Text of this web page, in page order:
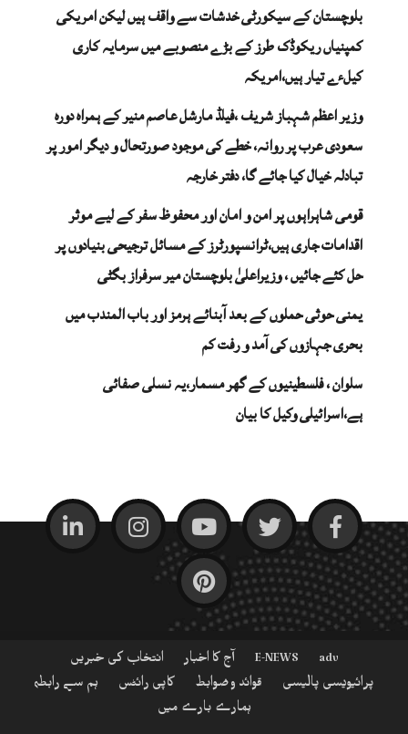
بلوچستان کے سیکورٹی خدشات سے واقف ہیں لیکن امریکی
کمپنیاں ریکوڈک طرز کے بڑے منصوبے میں سرمایہ کاری
کیلءے تیار ہیں،امریکہ
وزیر اعظم شہباز شریف ،فیلڈ مارشل عاصم منیر کے ہمراہ دورہ
سعودی عرب پر روانہ، خطے کی موجود صورتحال و دیگر امور پر
تبادلہ خیال کیا جائے گا، دفتر خارجہ
قومی شاہراہوں پر امن و امان اور محفوظ سفر کے لیے موثر
اقدامات جاری ہیں،ٹرانسپورٹرز کے مسائل ترجیحی بنیادوں پر
حل کئے جائیں ، وزیراعلیٰ بلوچستان میر سرفراز بگٹی
یمنی حوثی حملوں کے بعد آبنائے ہرمز اور باب المندب میں
بحری جہازوں کی آمد و رفت کم
سلوان ، فلسطینیوں کے گھر مسمار،یہ نسلی صفائی
ہے،اسرائیلی وکیل کا بیان
adv
E-NEWS آج کا اخبار
انتخاب کی خبریں
پرائیویسی پالیسی
قوائد و ضوابط کاپی رائٹس
ہم سے رابطہ
ہمارے بارے میں